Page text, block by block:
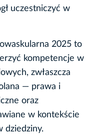
uczestniczyć w
2025 to
kompetencje w
zwłaszcza
— prawa i
oraz
w kontekście
dziedziny.